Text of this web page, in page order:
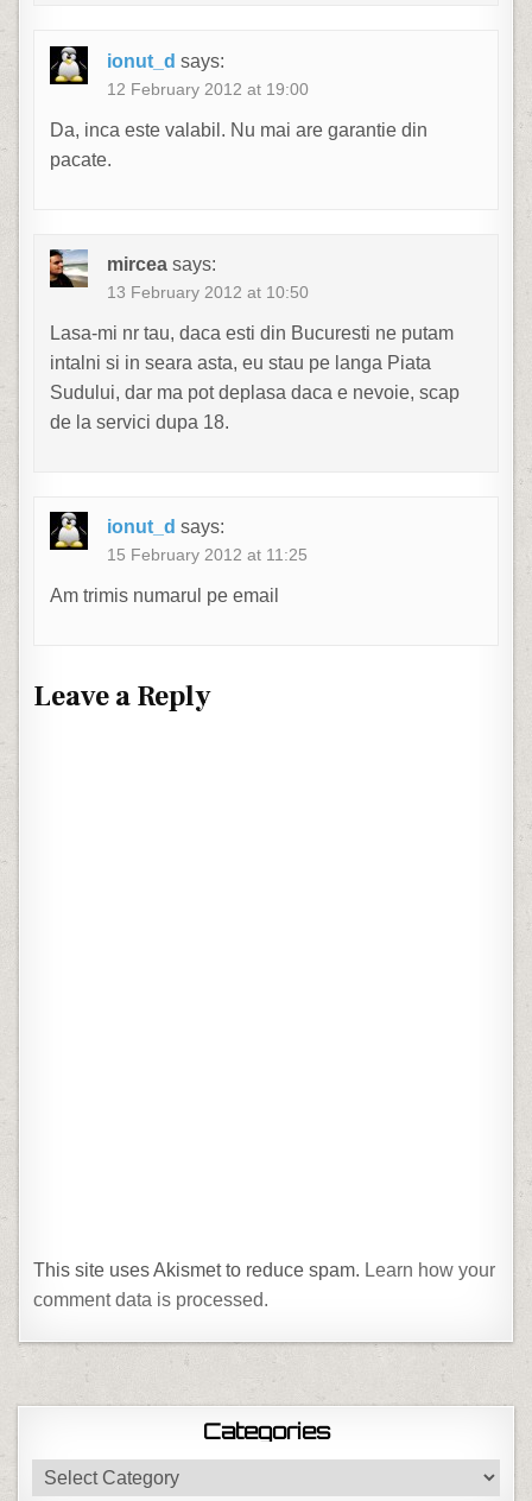
ionut_d says:
12 February 2012 at 19:00
Da, inca este valabil. Nu mai are garantie din
pacate.
mircea says:
13 February 2012 at 10:50
Lasa-mi nr tau, daca esti din Bucuresti ne putam
intalni si in seara asta, eu stau pe langa Piata
Sudului, dar ma pot deplasa daca e nevoie, scap
de la servici dupa 18.
ionut_d says:
15 February 2012 at 11:25
Am trimis numarul pe email
Leave a Reply
This site uses Akismet to reduce spam. Learn how your
comment data is processed.
Categories
Categories